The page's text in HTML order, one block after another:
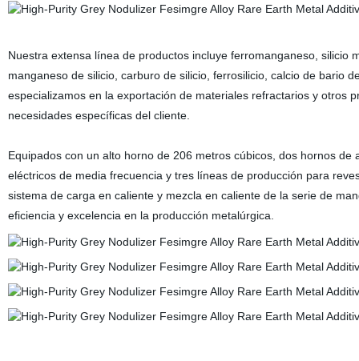
Nuestra extensa línea de productos incluye ferromanganeso,
manganeso de silicio, carburo de silicio, ferrosilicio, calcio de bario
especializamos en la exportación de materiales refractarios y otros
necesidades específicas del cliente.
Equipados con un alto horno de 206 metros cúbicos, dos hornos
eléctricos de media frecuencia y tres líneas de producción para
sistema de carga en caliente y mezcla en caliente de la serie de
eficiencia y excelencia en la producción metalúrgica.